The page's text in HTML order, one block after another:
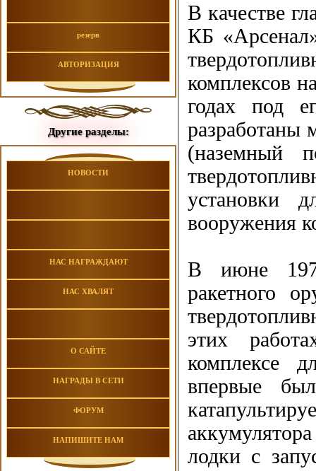
резерв
АВТОРИЗАЦИЯ
Другие разделы:
НОВОСТИ
НАС НАГРАЖДАЮТ
НАС ХВАЛЯТ
О САЙТЕ
НАГРАДЫ В СЕТИ
ФОРУМ
НАПИШИТЕ НАМ
В качестве
КБ
комплексов
годах под
разработаны
(наземный
установки
вооружения
В июне
ракетного
этих
комплексе
впервые
лодки с